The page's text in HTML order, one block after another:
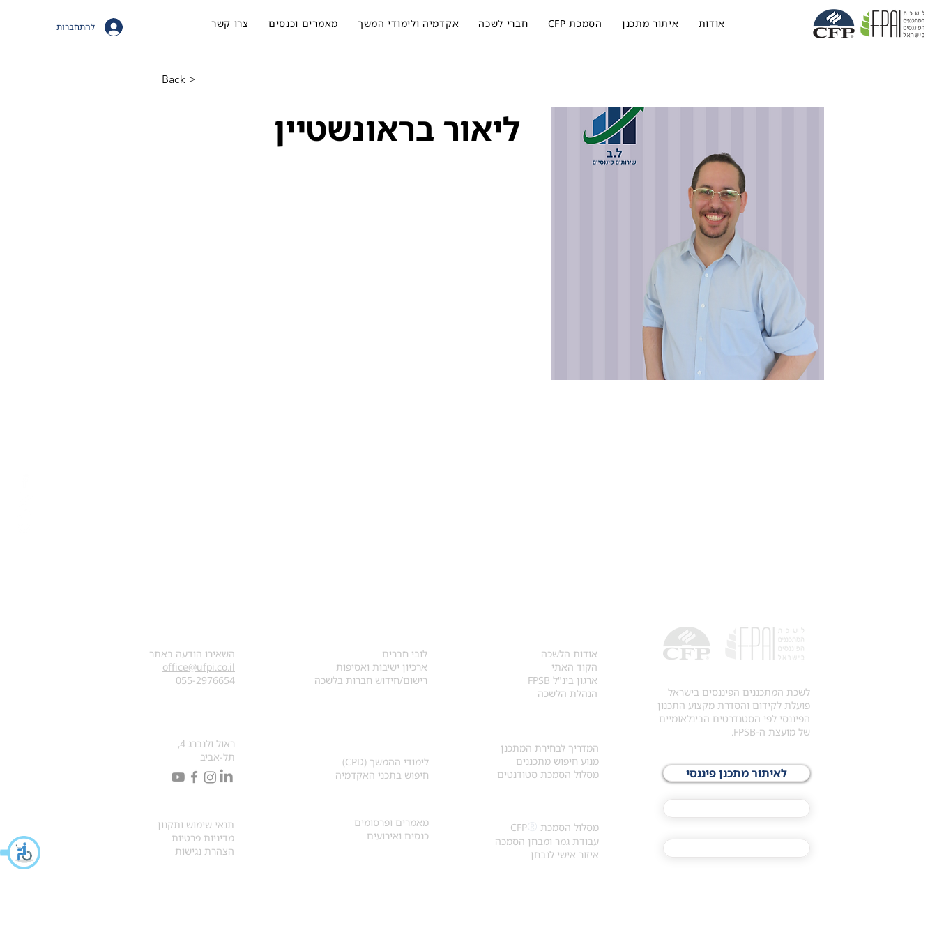
להתחברות אודות איתור מתכנן הסמכת CFP חברי לשכה אקדמיה ולימודי המשך מאמרים וכנסים צרו קשר
< Back
ליאור בראונשטיין
לשכת המתכננים הפיננסים בישראל
פועלת לקידום והסדרת מקצוע התכנון
הפיננסי לפי הסטנדרטים הבינלאומיים
של מועצת ה-FPSB.
לאיתור מתכנן פיננסי
​אודות הלשכה
הקוד האתי
ארגון בינ"ל FPSB
הנהלת הלשכה
המדריך לבחירת המתכנן
מנוע חיפוש מתכננים
מסלול הסמכת סטודנטים
לובי חברים
ארכיון ישיבות ואסיפות
רישום/חידוש חברות בלשכה
השאירו הודעה באתר
office@ufpi.co.il
​055-2976654
לימודי ההמשך (CPD)
חיפוש בתכני האקדמיה
ראול ולנברג 4,
תל-אביב
מסלול הסמכת ®
CFP
עבודת גמר ומבחן הסמכה
איזור אישי לנבחן
מאמרים ופרסומים
כנסים ואירועים
תנאי שימוש ותקנון
מדיניות פרטיות
הצהרת נגישות